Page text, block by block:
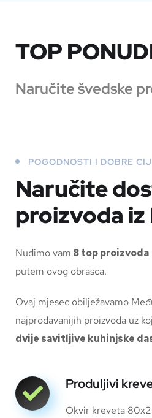
TOP
Naručite švedske
POGODNOSTI I DOBRE
Naručite
proizvoda
Nudimo vam 8 top proizvoda
putem ovog obrasca.
Ovaj mjesec obilježavamo
najprodavanijih proizvoda uz
dvije savitljive kuhinjske
Produljivi
Okvir kreveta